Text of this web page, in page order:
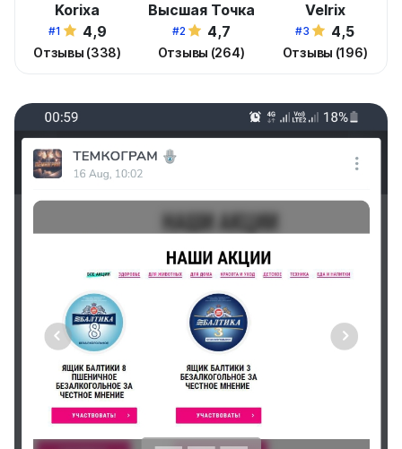
Korixa
#1 4,9
Отзывы (338)
Высшая Точка
#2 4,7
Отзывы (264)
Velrix
#3 4,5
Отзывы (196)